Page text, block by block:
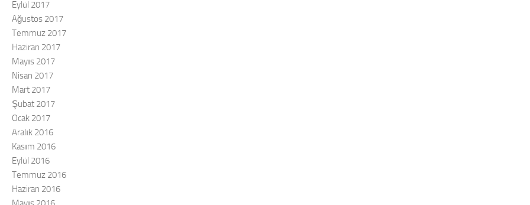
Eylül 2017
Ağustos 2017
Temmuz 2017
Haziran 2017
Mayıs 2017
Nisan 2017
Mart 2017
Şubat 2017
Ocak 2017
Aralık 2016
Kasım 2016
Eylül 2016
Temmuz 2016
Haziran 2016